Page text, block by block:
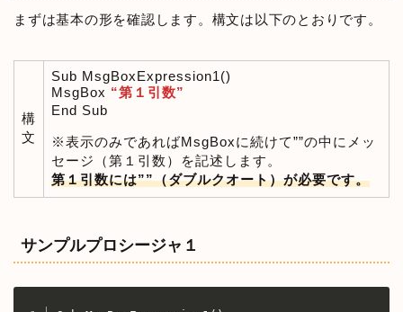
まずは基本の形を確認します。構文は以下のとおりです。
構
文
Sub MsgBoxExpression1()
MsgBox “第１引数”
End Sub
※表示のみであればMsgBoxに続けて””の中にメッ
セージ（第１引数）を記述します。
第１引数には””（ダブルクオート）が必要です。
サンプルプロシージャ１